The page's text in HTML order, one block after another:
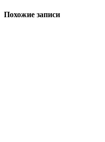
Похожие записи